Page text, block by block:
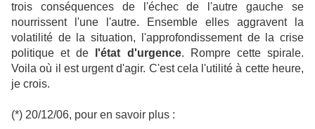
trois conséquences de l'échec de l'autre gauche se
nourrissent l'une l'autre. Ensemble elles aggravent la
volatilité de la situation, l'approfondissement de la crise
politique et de
l'état d'urgence. Rompre cette spirale.
Voila où il est urgent d'agir. C'est cela l'utilité à cette heure,
je crois.
(*) 20/12/06, pour en savoir plus :